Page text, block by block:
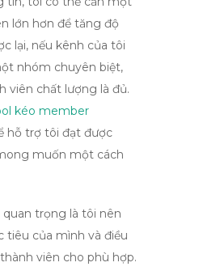
lớn hơn để tăng độ
lại, nếu kênh của tôi
nhóm chuyên biệt,
viên chất lượng là đủ.
kéo member
hỗ trợ tôi đạt được
muốn một cách
quan trọng là tôi nên
tiêu của mình và điều
viên cho phù hợp.